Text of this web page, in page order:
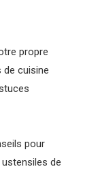
propre
de cuisine
pour
de